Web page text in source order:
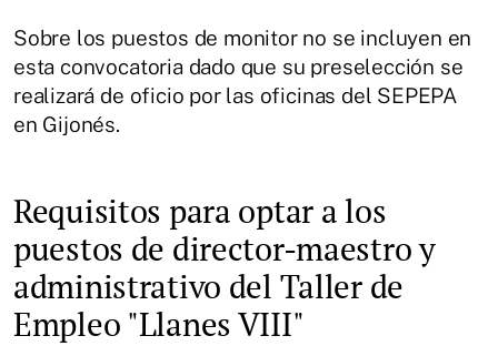
Sobre los puestos de monitor no se incluyen en
esta convocatoria dado que su preselección se
realizará de oficio por las oficinas del SEPEPA
en Gijonés.
Requisitos para optar a los
puestos de director-maestro y
administrativo del Taller de
Empleo "Llanes VIII"